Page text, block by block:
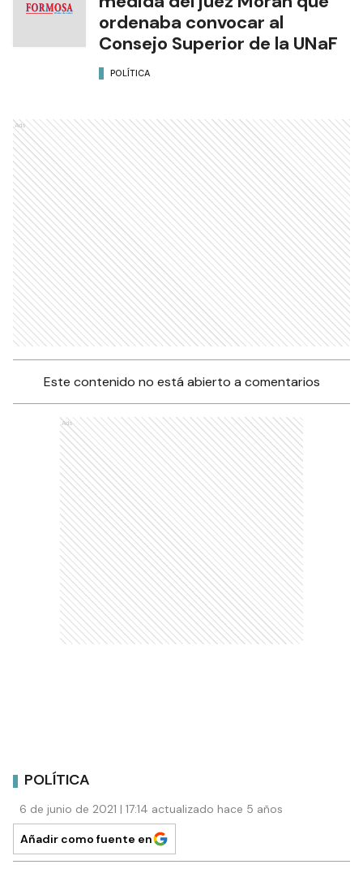
ordenaba convocar al
Consejo Superior de la UNaF
POLÍTICA
Ads
Este contenido no está abierto a comentarios
Ads
POLÍTICA
6 de junio de 2021 | 17:14 actualizado hace 5 años
Añadir como fuente en